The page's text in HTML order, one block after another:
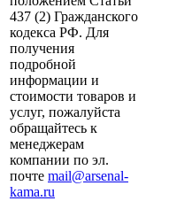
437 (2) Гражданского
кодекса РФ. Для
получения
подробной
информации и
стоимости товаров и
услуг, пожалуйста
обращайтесь к
менеджерам
компании по эл.
почте mail@arsenal-
kama.ru